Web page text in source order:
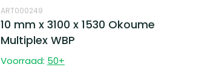
ART000249
10 mm x 3100 x 1530 Okoume
Multiplex WBP
Voorraad: 50+